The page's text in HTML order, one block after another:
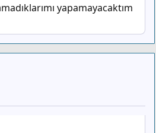
yapamayacaktım